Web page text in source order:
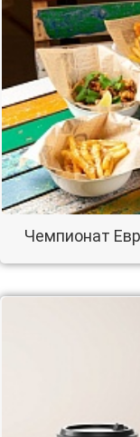
Чемпионат